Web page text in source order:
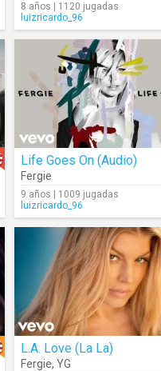
8 años | 1120 jugadas
luizricardo_96
Life Goes On (Audio)
Fergie
9 años | 1009 jugadas
luizricardo_96
L.A. Love (La La)
Fergie, YG